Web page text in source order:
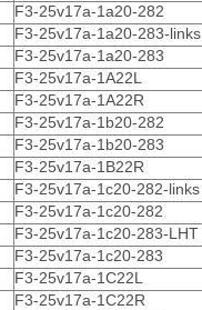
F3-25v17a-1a20-282
F3-25v17a-1a20-283-links
F3-25v17a-1a20-283
F3-25v17a-1A22L
F3-25v17a-1A22R
F3-25v17a-1b20-282
F3-25v17a-1b20-283
F3-25v17a-1B22R
F3-25v17a-1c20-282-links
F3-25v17a-1c20-282
F3-25v17a-1c20-283-LHT
F3-25v17a-1c20-283
F3-25v17a-1C22L
F3-25v17a-1C22R